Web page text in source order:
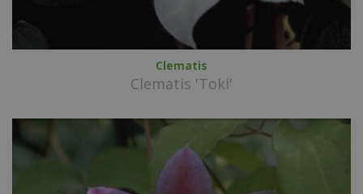
Clematis
Clematis 'Toki'